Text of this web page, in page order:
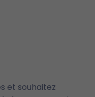
et souhaitez